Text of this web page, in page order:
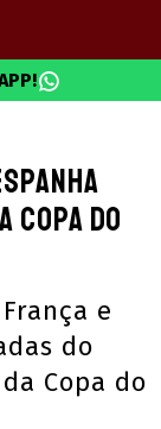
do
e
do
Copa do